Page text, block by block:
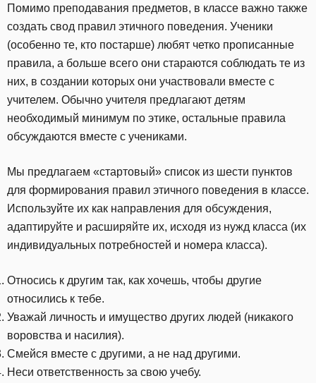
Помимо преподавания предметов, в классе важно также
создать свод правил этичного поведения. Ученики
(особенно те, кто постарше) любят четко прописанные
правила, а больше всего они стараются соблюдать те из
них, в создании которых они участвовали вместе с
учителем. Обычно учителя предлагают детям
необходимый минимум по этике, остальные правила
обсуждаются вместе с учениками.
Мы предлагаем «стартовый» список из шести пунктов
для формирования правил этичного поведения в классе.
Используйте их как направления для обсуждения,
адаптируйте и расширяйте их, исходя из нужд класса (их
индивидуальных потребностей и номера класса).
Относись к другим так, как хочешь, чтобы другие
относились к тебе.
Уважай личность и имущество других людей (никакого
воровства и насилия).
Смейся вместе с другими, а не над другими.
Неси ответственность за свою учебу.